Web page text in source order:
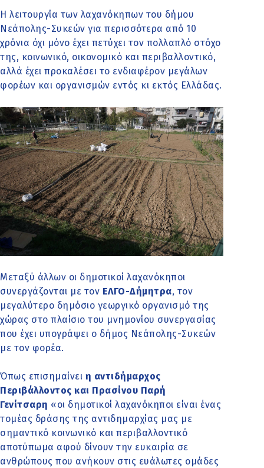
Η λειτουργία των λαχανόκηπων του δήμου
Νεάπολης-Συκεών για περισσότερα από 10
χρόνια όχι μόνο έχει πετύχει τον πολλαπλό στόχο
της, κοινωνικό, οικονομικό και περιβαλλοντικό,
αλλά έχει προκαλέσει το ενδιαφέρον μεγάλων
φορέων και οργανισμών εντός κι εκτός Ελλάδας.
Μεταξύ άλλων οι δημοτικοί λαχανόκηποι
συνεργάζονται με τον ΕΛΓΟ-Δήμητρα, τον
μεγαλύτερο δημόσιο γεωργικό οργανισμό της
χώρας στο πλαίσιο του μνημονίου συνεργασίας
που έχει υπογράψει ο δήμος Νεάπολης-Συκεών
με τον φορέα.
Όπως επισημαίνει η αντιδήμαρχος
Περιβάλλοντος και Πρασίνου Παρή
Γενίτσαρη «οι δημοτικοί λαχανόκηποι είναι ένας
τομέας δράσης της αντιδημαρχίας μας με
σημαντικό κοινωνικό και περιβαλλοντικό
αποτύπωμα αφού δίνουν την ευκαιρία σε
ανθρώπους που ανήκουν στις ευάλωτες ομάδες